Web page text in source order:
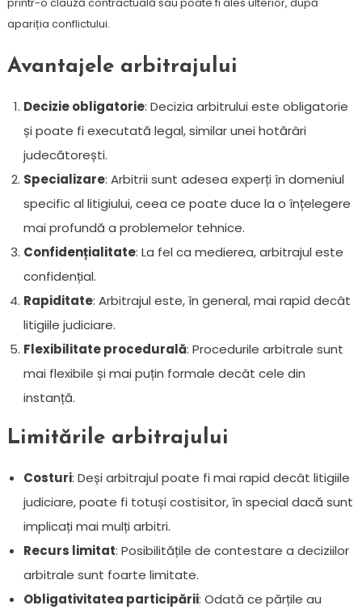
printr-o clauză contractuală sau poate fi ales ulterior, după
apariția conflictului.
Avantajele arbitrajului
Decizie obligatorie: Decizia arbitrului este obligatorie
și poate fi executată legal, similar unei hotărâri
judecătorești.
Specializare: Arbitrii sunt adesea experți în domeniul
specific al litigiului, ceea ce poate duce la o înțelegere
mai profundă a problemelor tehnice.
Confidențialitate: La fel ca medierea, arbitrajul este
confidențial.
Rapiditate: Arbitrajul este, în general, mai rapid decât
litigiile judiciare.
Flexibilitate procedurală: Procedurile arbitrale sunt
mai flexibile și mai puțin formale decât cele din
instanță.
Limitările arbitrajului
Costuri: Deși arbitrajul poate fi mai rapid decât litigiile
judiciare, poate fi totuși costisitor, în special dacă sunt
implicați mai mulți arbitri.
Recurs limitat: Posibilitățile de contestare a deciziilor
arbitrale sunt foarte limitate.
Obligativitatea participării: Odată ce părțile au